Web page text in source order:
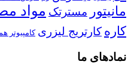
مانیتور مسترتک مواد
کاره کارتریج لیزری کامپیوتر
نمادهای ما